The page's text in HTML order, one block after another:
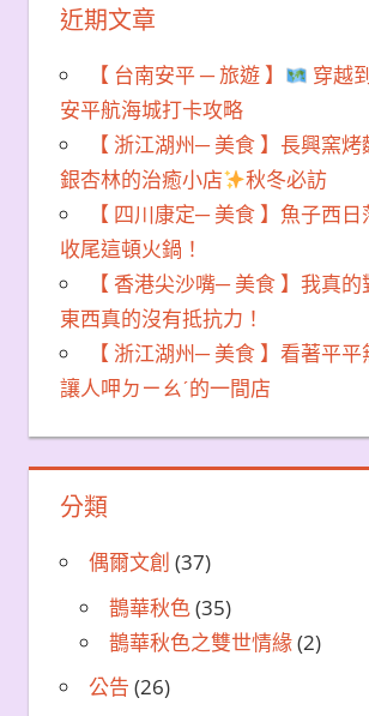
近期文章
【 台南安平 ─ 旅遊 】
穿越
安平航海城打卡攻略
【 浙江湖州─ 美食 】長興窯
銀杏林的治癒小店
秋冬必訪
【 四川康定─ 美食 】魚子西日
收尾這頓火鍋！
【 香港尖沙嘴─ 美食 】我真
東西真的沒有抵抗力！
【 浙江湖州─ 美食 】看著平
讓人呷ㄉㄧㄠˊ的一間店
分類
偶爾文創 (37)
鵲華秋色(35)
鵲華秋色之雙世情緣(2)
公告 (26)